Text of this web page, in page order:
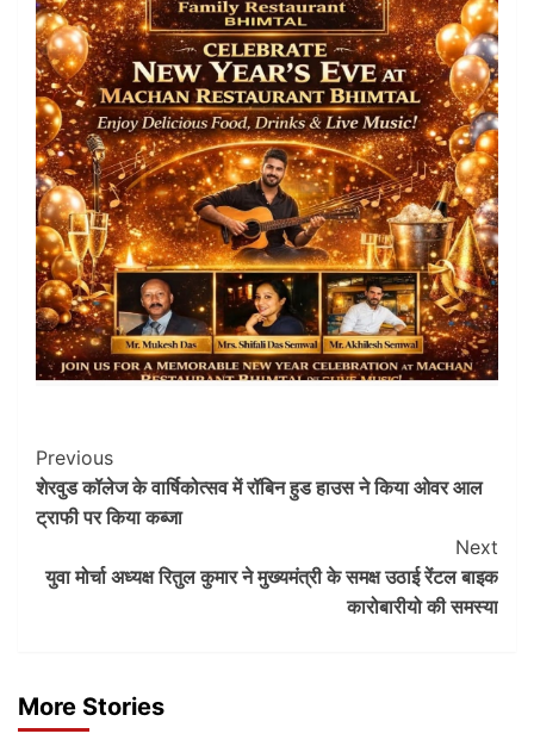
Post
Navigation
Previous
शेरवुड कॉलेज के वार्षिकोत्सव में रॉबिन हुड हाउस ने किया ओवर आल
ट्राफी पर किया कब्जा
Next
युवा मोर्चा अध्यक्ष रितुल कुमार ने मुख्यमंत्री के समक्ष उठाई रेंटल बाइक
कारोबारीयो की समस्या
More Stories